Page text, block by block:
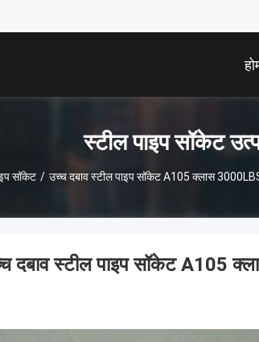
स्टील पाइप सॉकेट
सॉकेट / उच्च दबाव स्टील पाइप सॉकेट A105 क्लास
दबाव स्टील पाइप सॉकेट A105